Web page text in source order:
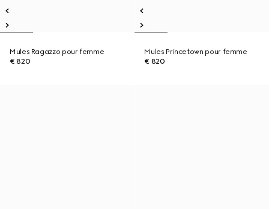
Mules Ragazzo pour femme
€ 820
Mules Princetown pour femme
€ 820